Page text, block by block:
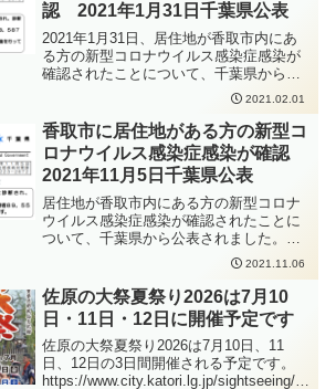
認 2021年1月31日千葉県公表
2021年1月31日、居住地が香取市内にあ
る方の新型コロナウイルス感染症感染が
確認されたことについて、千葉県から公
表されました。推定感染経路は、県内患
2021.02.01
香取市に居住地がある方の新型コ
ロナウイルス感染症感染が確認
2021年11月5日千葉県公表
居住地が香取市内にある方の新型コロナ
ウイルス感染症感染が確認されたことに
ついて、千葉県から公表されました。新
型コロナウイルス感染症の感染拡大防止
のため、手洗いの徹底、人と人との距離
をできるだけ2m以上（最低1m以上）取
ること、会話をするときはマスクを着用
すること、密集・密接・密閉を避けるこ
となどの感染症対策をしっかりと行って
いただくよう、お願いいたします。
2021.11.06
佐原の大祭夏祭り2026は7月10
日・11日・12日に開催予定です
佐原の大祭夏祭り2026は7月10日、11
日、12日の3日間開催される予定です。
https://www.city.katori.lg.jp/sightseeing/m